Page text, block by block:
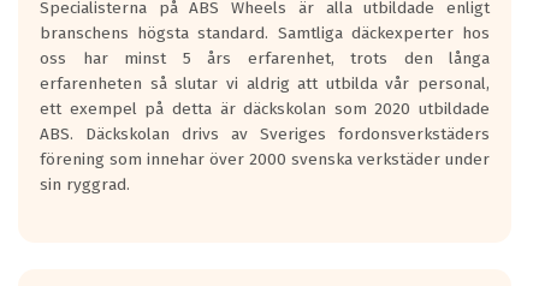
längsta.
Inga D eller G betyg delas ut för
personbilar och lätta lastbilar.
Betyget sätts efter ett test där däcken
skall bromsa in på en väg där det ligger
0.5-1.5 mm vatten.
I 80km/h kommer skillnaden på
Specialisterna på ABS Wheels är alla utbildade enligt
branschens högsta standard. Samtliga däckexperter hos
oss har minst 5 års erfarenhet, trots den långa
erfarenheten så slutar vi aldrig att utbilda vår personal,
ett exempel på detta är däckskolan som 2020 utbildade
ABS. Däckskolan drivs av Sveriges fordonsverkstäders
förening som innehar över 2000 svenska verkstäder under
sin ryggrad.